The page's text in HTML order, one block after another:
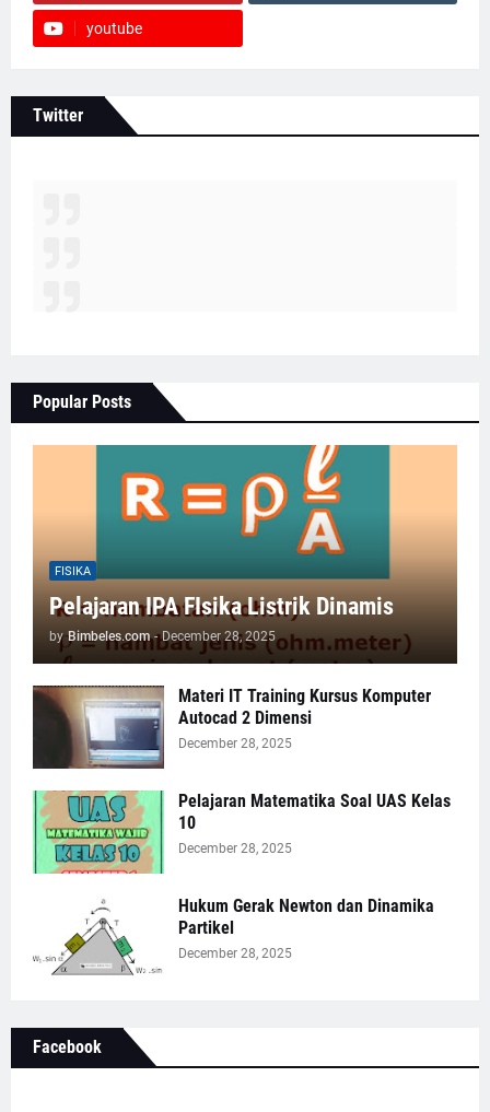
youtube
Twitter
Popular Posts
FISIKA
Pelajaran IPA FIsika Listrik Dinamis
by Bimbeles.com - December 28, 2025
Materi IT Training Kursus Komputer
Autocad 2 Dimensi
December 28, 2025
Pelajaran Matematika Soal UAS Kelas
10
December 28, 2025
Hukum Gerak Newton dan Dinamika
Partikel
December 28, 2025
Facebook